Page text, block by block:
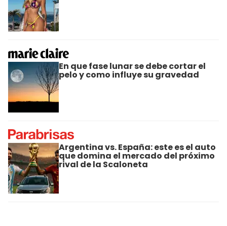
En que fase lunar se debe cortar el
pelo y como influye su gravedad
Argentina vs. España: este es el auto
que domina el mercado del próximo
rival de la Scaloneta